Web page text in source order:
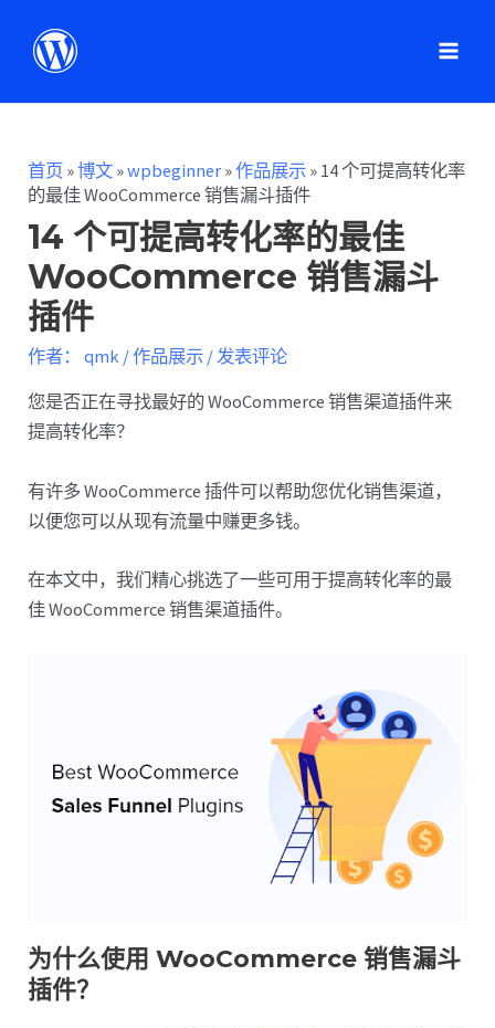
首页 »博文 »wpbeginner »作品展示 » 14 个可提高转化率
的最佳 WooCommerce 销售漏斗插件
14 个可提高转化率的最佳
WooCommerce 销售漏斗
插件
作者： qmk /作品展示 /发表评论
您是否正在寻找最好的 WooCommerce 销售渠道插件来
提高转化率？
有许多 WooCommerce 插件可以帮助您优化销售渠道，
以便您可以从现有流量中赚更多钱。
在本文中，我们精心挑选了一些可用于提高转化率的最
佳 WooCommerce 销售渠道插件。
为什么使用 WooCommerce 销售漏斗
插件？